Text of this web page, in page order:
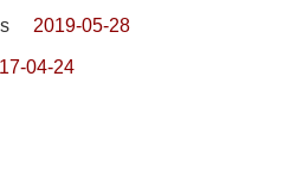
2019-05-28
04-24